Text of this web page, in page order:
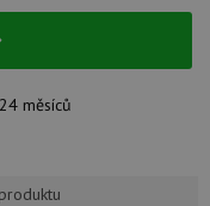
24 měsíců